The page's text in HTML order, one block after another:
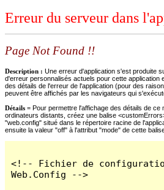
Erreur du serveur dans
Page Not Found !!
Description : Une erreur d'application s'est produite
d'erreur personnalisés actuels pour cette application
des détails de l'erreur de l'application (pour des
peuvent être affichés par les navigateurs qui
Détails = Pour permettre l'affichage des détails de
ordinateurs distants, créez une balise
"web.config" situé dans le répertoire racine de
ensuite la valeur "off" à l'attribut "mode" de cette
<!-- Fichier de
Web.Config -->